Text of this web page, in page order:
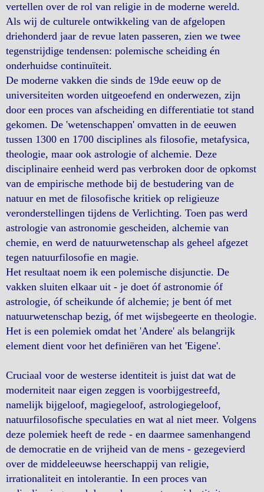
vertellen over de rol van religie in de moderne wereld.
Als wij de culturele ontwikkeling van de afgelopen
driehonderd jaar de revue laten passeren, zien we twee
tegenstrijdige tendensen: polemische scheiding én
onderhuidse continuïteit.
De moderne vakken die sinds de 19de eeuw op de
universiteiten worden uitgeoefend en onderwezen, zijn
door een proces van afscheiding en differentiatie tot stand
gekomen. De 'wetenschappen' omvatten in de eeuwen
tussen 1300 en 1700 disciplines als filosofie, metafysica,
theologie, maar ook astrologie of alchemie. Deze
disciplinaire eenheid werd pas verbroken door de opkomst
van de empirische methode bij de bestudering van de
natuur en met de filosofische kritiek op religieuze
veronderstellingen tijdens de Verlichting. Toen pas werd
astrologie van astronomie gescheiden, alchemie van
chemie, en werd de natuurwetenschap als geheel afgezet
tegen natuurfilosofie en magie.
Het resultaat noem ik een polemische disjunctie. De
vakken sluiten elkaar uit - je doet óf astronomie óf
astrologie, óf scheikunde óf alchemie; je bent óf met
natuurwetenschap bezig, óf met wijsbegeerte en theologie.
Het is een polemiek omdat het 'Andere' als belangrijk
element dient voor het definiëren van het 'Eigene'.
Cruciaal voor de westerse identiteit is juist dat wat de
moderniteit naar eigen zeggen is voorbijgestreefd,
namelijk bijgeloof, magiegeloof, astrologiegeloof,
natuurfilosofische speculaties en wat al niet meer. Volgens
deze polemiek heeft de rede - en daarmee samenhangend
de democratie en de vrijheid van de mens - gezegevierd
over de middeleeuwse heerschappij van religie,
irrationaliteit en intolerantie. In een proces van